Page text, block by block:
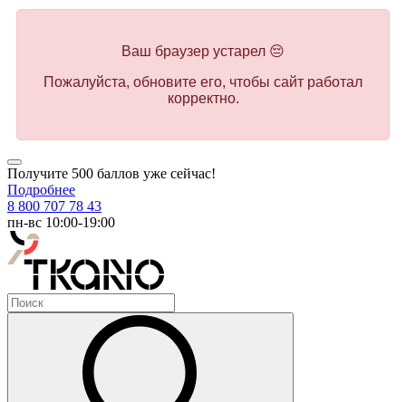
Ваш браузер устарел 😔
Пожалуйста, обновите его, чтобы сайт работал
корректно.
Получите 500 баллов уже сейчас!
Подробнее
8 800 707 78 43
пн-вс 10:00-19:00